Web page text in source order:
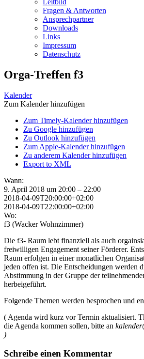
Leitbild
Fragen & Antworten
Ansprechpartner
Downloads
Links
Impressum
Datenschutz
Orga-Treffen f3
Kalender
Zum Kalender hinzufügen
Zum Timely-Kalender hinzufügen
Zu Google hinzufügen
Zu Outlook hinzufügen
Zum Apple-Kalender hinzufügen
Zu anderem Kalender hinzufügen
Export to XML
Wann:
9. April 2018 um 20:00 – 22:00
2018-04-09T20:00:00+02:00
2018-04-09T22:00:00+02:00
Wo:
f3 (Wacker Wohnzimmer)
Die f3- Raum lebt finanziell als auch
freiwilligen Engagement seiner Förderer.
Raum erfolgen in einer monatlichen
jeden offen ist. Die Entscheidungen werden
Abstimmung in der Gruppe der
herbeigeführt.
Folgende Themen werden besprochen und
( Agenda wird kurz vor Termin aktualisiert.
die Agenda kommen sollen, bitte an
)
Schreibe einen Kommentar